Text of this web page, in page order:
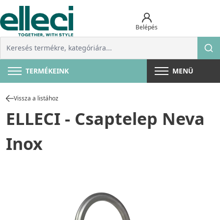
Belépés
TERMÉKEINK MENÜ
Vissza a listához
ELLECI - Csaptelep Neva
Inox